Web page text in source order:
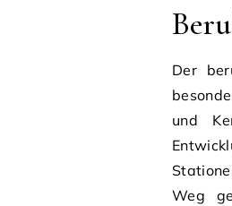
Der
und
Weg